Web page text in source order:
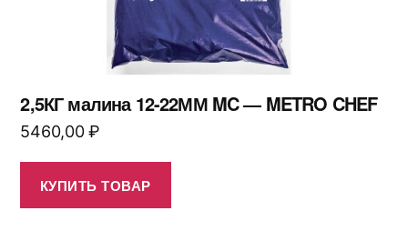
2,5КГ малина 12-22ММ MC — METRO CHEF
5460,00₽
КУПИТЬ ТОВАР